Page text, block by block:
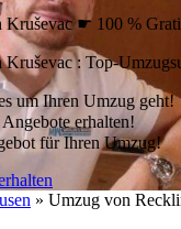
Kruševac ☛ 100 %
: Top-
um Ihren Umzug geht!
erhalten!
für Ihren Umzug!
» Umzug von